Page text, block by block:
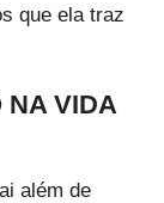
que ela traz
NA VIDA
além de